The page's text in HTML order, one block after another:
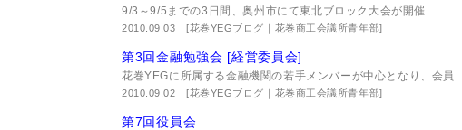
9/3～9/5までの3日間、奥州市にて東北ブロック大会が開催..
2010.09.03[花巻YEGブログ｜花巻商工会議所青年部]
第3回金融勉強会 [経営委員会]
花巻YEGに所属する金融機関の若手メンバーが中心となり、会員..
2010.09.02[花巻YEGブログ｜花巻商工会議所青年部]
第7回役員会